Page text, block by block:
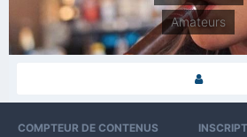
Amateurs
COMPTEUR DE CONTENUS